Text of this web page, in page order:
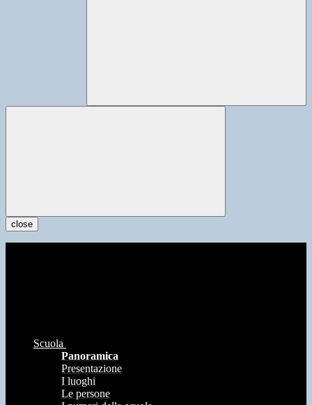
close
Scuola
Panoramica
Presentazione
I luoghi
Le persone